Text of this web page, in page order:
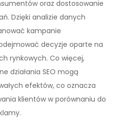
oraz dostosowanie
Dzięki analizie danych
kampanie
decyzje oparte na
rynkowych. Co więcej,
działania SEO mogą
efektów, co oznacza
klientów w porównaniu do